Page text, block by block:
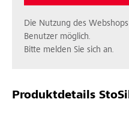
Die Nutzung des
Benutzer möglich.
Bitte melden Sie sich an.
Produktdetails